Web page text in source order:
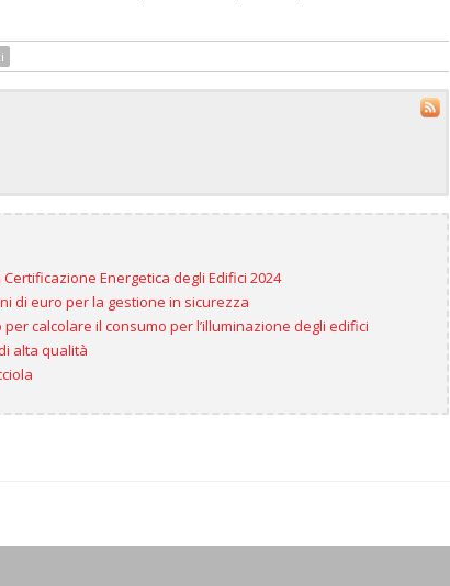
Energetica degli Edifici 2024
di euro per la gestione in sicurezza
calcolare il consumo per l’illuminazione degli edifici
alta qualità